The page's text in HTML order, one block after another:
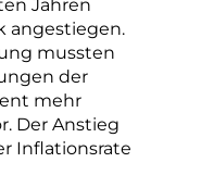
Jahren
angestiegen.
mussten
der
mehr
Der Anstieg
Inflationsrate